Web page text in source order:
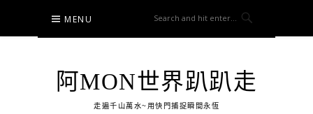
content
MENU
阿MON世界趴趴走
走遍千山萬水~用快門捕捉瞬間永恆